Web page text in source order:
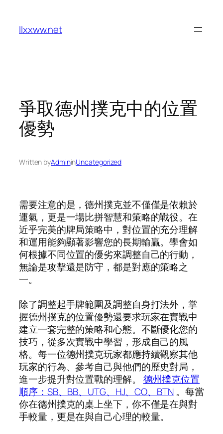
content
llxxww.net
爭取德州撲克中的位置
優勢
Written byAdmininUncategorized
需要注意的是，德州撲克並不僅僅是依賴於
運氣，更是一場比拼智慧和策略的戰役。在
近乎完美的牌局策略中，對位置的充分理解
和運用能夠顯著影響您的長期輸贏。學會如
何根據不同位置的優劣來調整自己的行動，
無論是攻擊還是防守，都是對應的策略之
一。
除了調整起手牌範圍及調整自身打法外，掌
握德州撲克的位置優勢還要求玩家在實戰中
建立一套完整的策略和心態。不斷優化您的
技巧，從多次實戰中學習，形成自己的風
格。每一位德州撲克玩家都應持續觀察其他
玩家的行為、參考自己與他們的歷史對局，
進一步提升對位置戰的理解。 德州撲克位置
順序：SB、BB、UTG、HJ、CO、BTN。每當
你在德州撲克的桌上坐下，你不僅是在與對
手較量，更是在與自己心理的較量。